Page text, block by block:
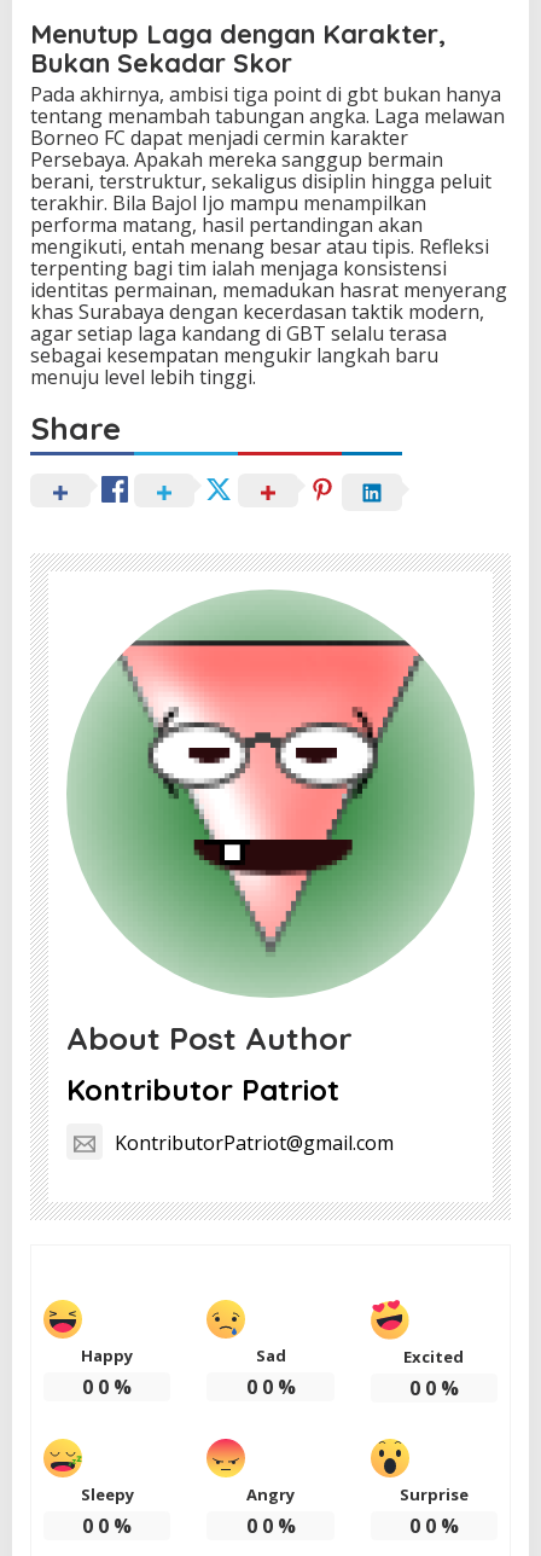
Menutup Laga dengan Karakter,
Bukan Sekadar Skor
Pada akhirnya, ambisi tiga point di gbt bukan hanya
tentang menambah tabungan angka. Laga melawan
Borneo FC dapat menjadi cermin karakter
Persebaya. Apakah mereka sanggup bermain
berani, terstruktur, sekaligus disiplin hingga peluit
terakhir. Bila Bajol Ijo mampu menampilkan
performa matang, hasil pertandingan akan
mengikuti, entah menang besar atau tipis. Refleksi
terpenting bagi tim ialah menjaga konsistensi
identitas permainan, memadukan hasrat menyerang
khas Surabaya dengan kecerdasan taktik modern,
agar setiap laga kandang di GBT selalu terasa
sebagai kesempatan mengukir langkah baru
menuju level lebih tinggi.
Share
About Post Author
Kontributor Patriot
KontributorPatriot@gmail.com
Happy
0 0 %
Sad
0 0%
Excited
0 0%
Sleepy
0 0 %
Angry
0 0%
Surprise
0 0%